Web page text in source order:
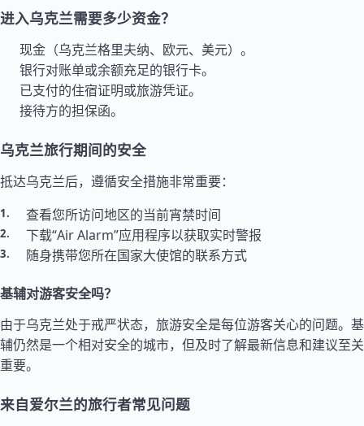
进入乌克兰需要多少资金？
现金（乌克兰格里夫纳、欧元、美元）。
银行对账单或余额充足的银行卡。
已支付的住宿证明或旅游凭证。
接待方的担保函。
乌克兰旅行期间的安全
抵达乌克兰后，遵循安全措施非常重要：
查看您所访问地区的当前宵禁时间
下载“Air Alarm”应用程序以获取实时警报
随身携带您所在国家大使馆的联系方式
基辅对游客安全吗？
由于乌克兰处于戒严状态，旅游安全是每位游客关心的问题。基
辅仍然是一个相对安全的城市，但及时了解最新信息和建议至关
重要。
来自爱尔兰的旅行者常见问题